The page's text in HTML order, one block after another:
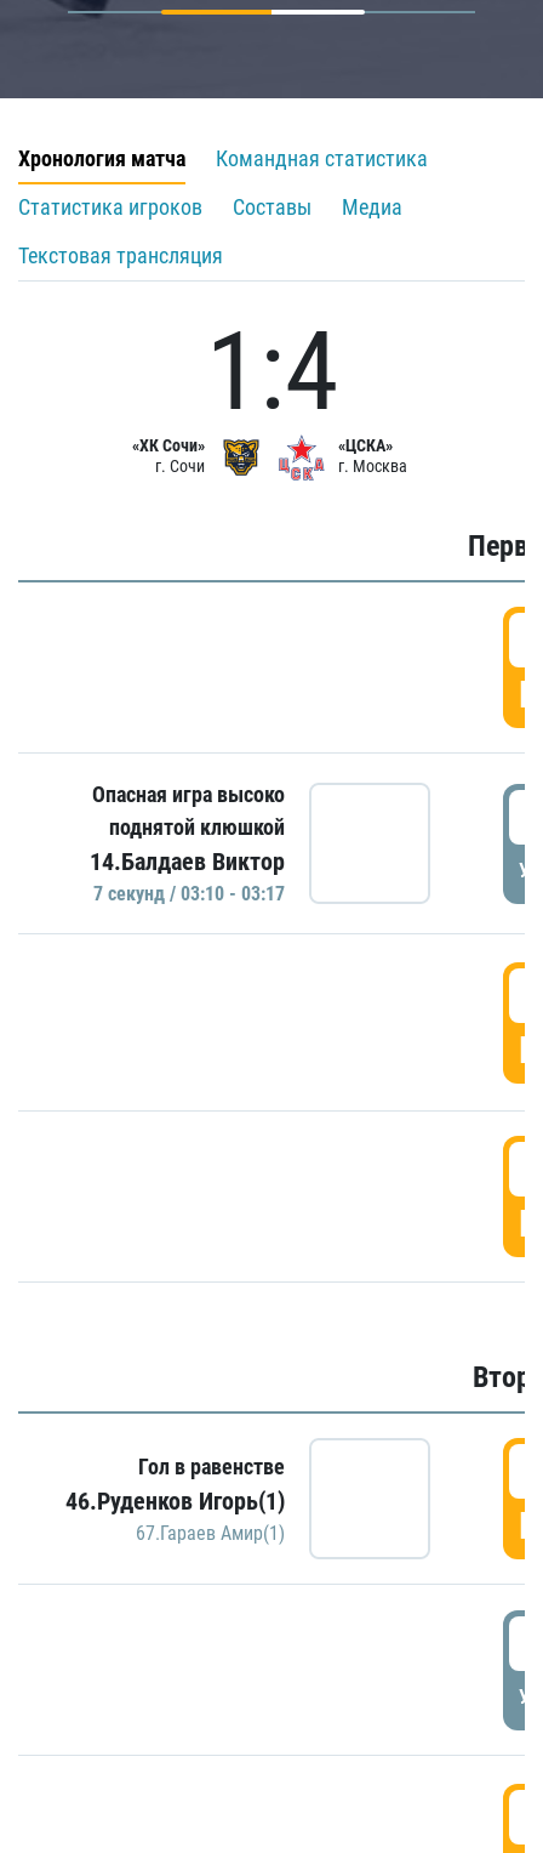
Хронология матча
Командная статистика
Статистика игроков
Составы
Медиа
Текстовая трансляция
«ХК Сочи»
г. Сочи
1:4
«ЦСКА»
г. Москва
Опасная игра высоко
поднятой клюшкой
14.Балдаев Виктор
7 секунд / 03:10 - 03:17
Гол в равенстве
46.Руденков Игорь(1)
67.Гараев Амир(1)